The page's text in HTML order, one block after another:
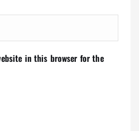
in this browser for the